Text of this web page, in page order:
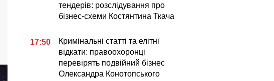
тендерів: розслідування про
бізнес-схеми Костянтина Ткача
17:50
Кримінальні статті та елітні
відкати: правоохоронці
перевірять подвійний бізнес
Олександра Конотопського